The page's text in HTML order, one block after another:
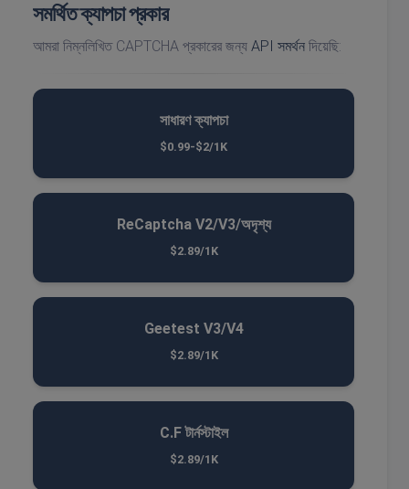
সমর্থিত ক্যাপচা প্রকার
আমরা নিম্নলিখিত CAPTCHA প্রকারের জন্য API সমর্থন দিয়েছি:
সাধারণ ক্যাপচা
$0.99-$2/1K
ReCaptcha V2/V3/অদৃশ্য
$2.89/1K
Geetest V3/V4
$2.89/1K
C.F টার্নস্টাইল
$2.89/1K